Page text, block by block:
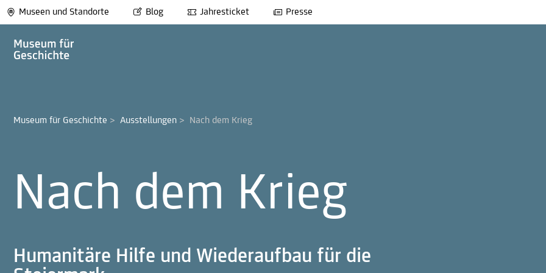
Museen und Standorte Blog Jahresticket Presse
Museum für Geschichte > Ausstellungen > Nach dem Krieg
Nach dem Krieg
Humanitäre Hilfe und Wiederaufbau für die